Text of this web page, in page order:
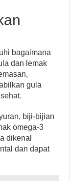
bagaimana
dan lemak
gula
biji-bijian
omega-3
dikenal
dan dapat